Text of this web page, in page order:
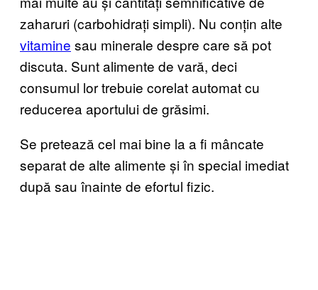
zaharuri (carbohidrați simpli). Nu conțin alte
vitamine sau minerale despre care să pot
discuta. Sunt alimente de vară, deci
consumul lor trebuie corelat automat cu
reducerea aportului de grăsimi.
Se pretează cel mai bine la a fi mâncate
separat de alte alimente și în special imediat
după sau înainte de efortul fizic.